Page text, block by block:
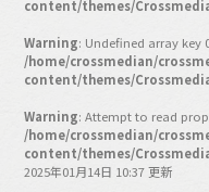
編集4.0
人間主義的
バックオフィス
その他
content/themes/
Warning: Undefined array key
/home/crossmedian/
content/themes/
Warning: Attempt to read
/home/crossmedian/
content/themes/
2025年01月14日 10:37 更新